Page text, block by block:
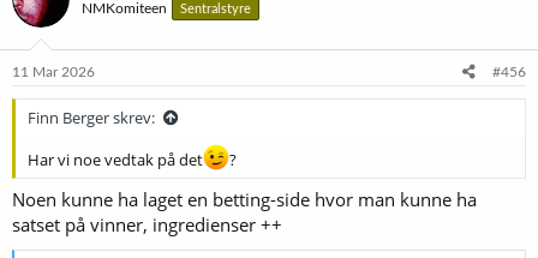
n
e
NMKomiteen Sentralstyre
11 Mar 2026 #456
Finn Berger skrev:
Har vi noe vedtak på det
?
Noen kunne ha laget en betting-side hvor man kunne ha
satset på vinner, ingredienser ++